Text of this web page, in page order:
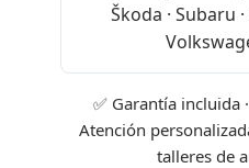
Škoda · Subaru
✅ Garantía incluida
Atención
talleres de